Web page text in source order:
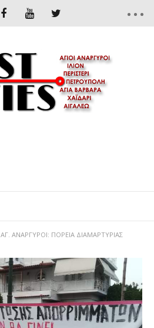
ΑΓ. ΑΝΑΡΓΥΡΟΙ: ΠΟΡΕΙΑ ΔΙΑΜΑΡΤΥΡΙΑΣ